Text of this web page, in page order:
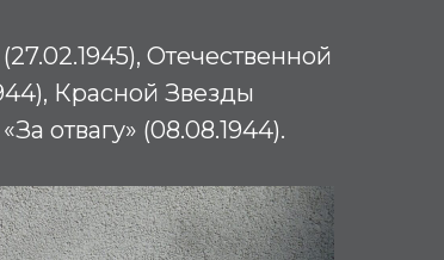
Отечественной
Красной Звезды
отвагу» (08.08.1944).